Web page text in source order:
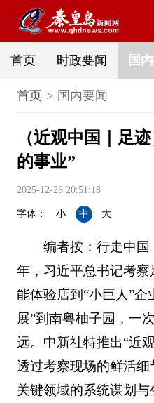
首页 时政要闻 国
首页 国内要闻
（近观中国｜足
的事业”
2025-12-26 20:51:18
字体： 小 中 大
编者按：行走中国
年，习近平总书记考
能体验店到“小巨人”企
展”到南粤柚子园，一
远。中新社特推出“近
透过考察现场的鲜活
关键领域的系统谋划